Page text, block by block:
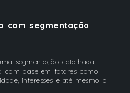
com segmentação
segmentação detalhada,
com base em fatores como
interesses e até mesmo o